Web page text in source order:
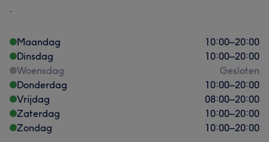
.
Maandag 10:00–20:00
Dinsdag
10:00–20:00
Woensdag
Gesloten
Donderdag
10:00–20:00
Vrijdag
08:00–20:00
Zaterdag
10:00–20:00
Zondag
10:00–20:00